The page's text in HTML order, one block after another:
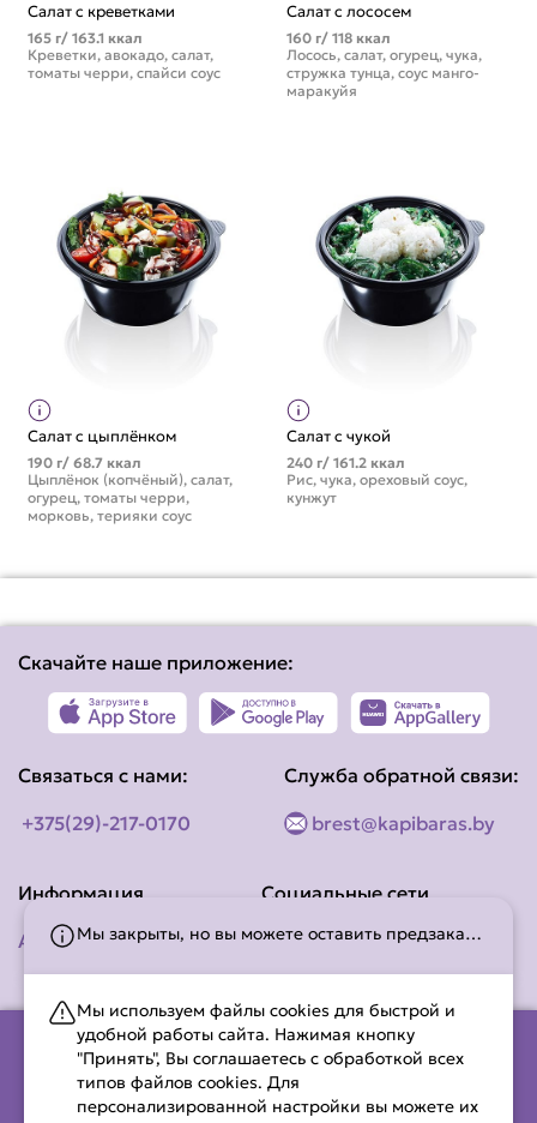
Мы закрыты, но вы можете оставить предзаказ! Работаем с 10:00 до 22:00. С временем работы можно ознакомиться на странице
Мы используем файлы cookies для быстрой и
удобной работы сайта. Нажимая кнопку
"Принять", Вы соглашаетесь с обработкой всех
типов файлов cookies. Для
персонализированной настройки вы можете их
Салат с креветками
165 г/ 163.1 ккал
Креветки, авокадо, салат,
томаты черри, спайси соус
Салат с лососем
160 г/ 118 ккал
Лосось, салат, огурец, чука,
стружка тунца, соус манго-
маракуйя
Салат с цыплёнком
190 г/ 68.7 ккал
Цыплёнок (копчёный), салат,
огурец, томаты черри,
морковь, терияки соус
Салат с чукой
240 г/ 161.2 ккал
Рис, чука, ореховый соус,
кунжут
Скачайте наше приложение:
Связаться с нами:
+375(29)-217-0170
Служба обратной связи:
brest@kapibaras.by
Информация
Адреса наших точек
Социальные сети
ООО «Амилас Фуд» (УНП 291914498)
Республика Беларусь, Брестская область, Ленинский район,